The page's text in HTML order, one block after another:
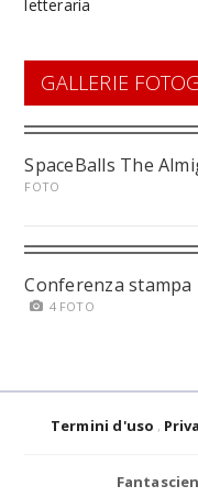
GALLERIE
SpaceBalls The
FOTO
Conferenza stampa
4 FOTO
Termini d'uso